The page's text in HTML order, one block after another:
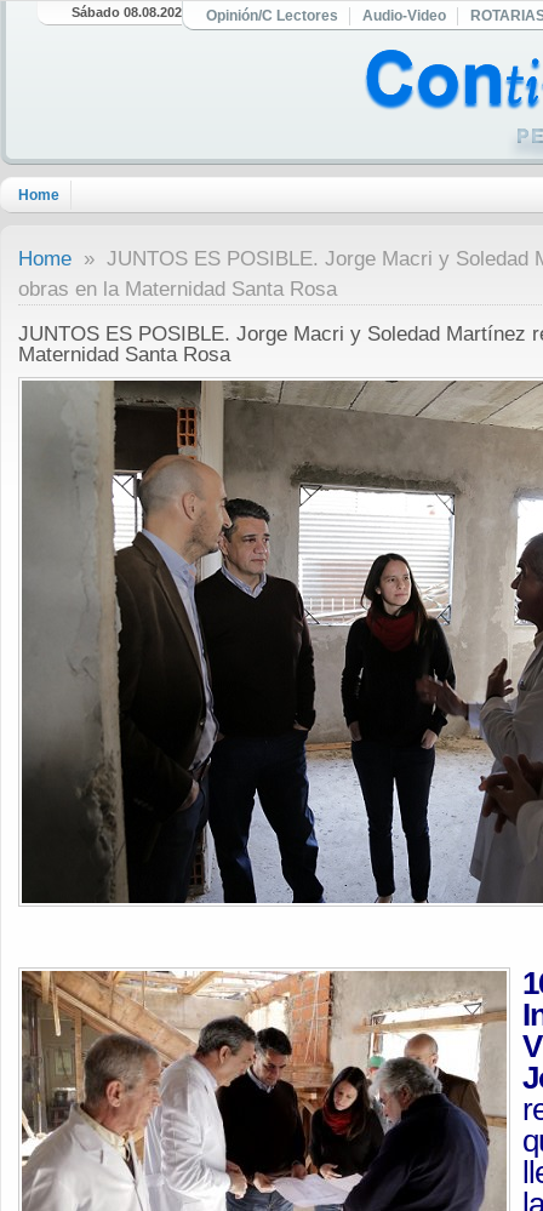
Sábado 08.08.2026 Opinión/C Lectores Audio-Video
Home
Home » JUNTOS ES POSIBLE. Jorge Macri y Soledad
obras en la Maternidad Santa Rosa
JUNTOS ES POSIBLE. Jorge Macri y Soledad Martínez
Maternidad Santa Rosa